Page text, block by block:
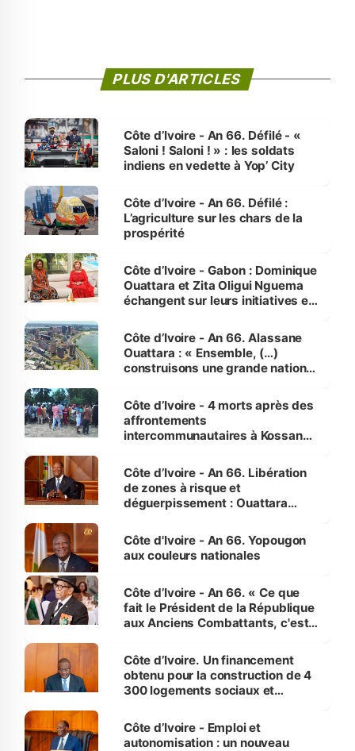
PLUS D'ARTICLES
Côte d’Ivoire - An 66. Défilé - «
Saloni ! Saloni ! » : les soldats
indiens en vedette à Yop’ City
Côte d’Ivoire - An 66. Défilé :
L’agriculture sur les chars de la
prospérité
Côte d’Ivoire - Gabon : Dominique
Ouattara et Zita Oligui Nguema
échangent sur leurs initiatives en
enfants
Côte d’Ivoire - An 66. Alassane
Ouattara : « Ensemble, (…)
construisons une grande nation
générations futures »
Côte d’Ivoire - 4 morts après des
affrontements
intercommunautaires à Kossandji
milieu des sinistrés
Côte d’Ivoire - An 66. Libération
de zones à risque et
déguerpissement : Ouattara
l'Etat de droit pour préserver les
vies humaines »
Côte d'Ivoire - An 66. Yopougon
aux couleurs nationales
Côte d’Ivoire - An 66. « Ce que
fait le Président de la République
aux Anciens Combattants, c'est
Côte d’Ivoire. Un financement
obtenu pour la construction de 4
300 logements sociaux et
et Yamoussoukro
Côte d’Ivoire - Emploi et
autonomisation : un nouveau